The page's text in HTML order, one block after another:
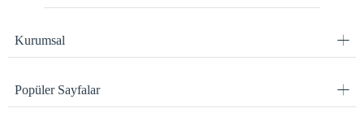
Kurumsal
Popüler Sayfalar